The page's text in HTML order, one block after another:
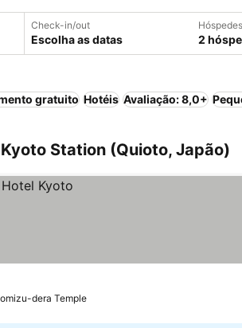
Check-in/out
Escolha as datas 2
gratuito Hotéis Avaliação: 8,0+
Station (Quioto, Japão)
dera Temple